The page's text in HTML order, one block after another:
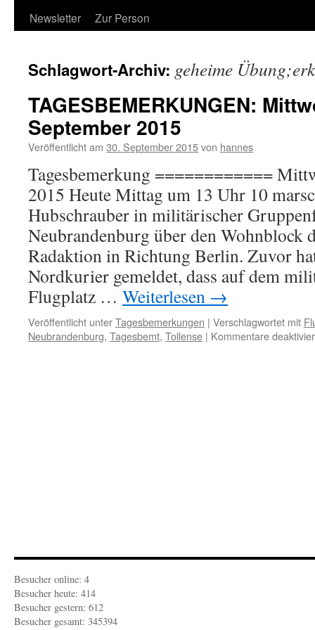
Newsletter
Zur Person
Schlagwort-Archiv: geheime
TAGESBEMERKUNGEN:
September 2015
Veröffentlicht am 30. September 2015von hannes
Tagesbemerkung ============
2015 Heute Mittag um 13 Uhr 10
Hubschrauber in militärischer
Neubrandenburg über den Wohnblock
Radaktion in Richtung Berlin. Zuvor
Nordkurier gemeldet, dass auf dem
Flugplatz … Weiterlesen →
Veröffentlicht unterTagesbemerkungen | Verschlagwortet mit
Neubrandenburg, Tagesbemt, Tollense | Kommentare
Besucher online: 4
Besucher heute: 414
Besucher gestern: 612
Besucher gesamt: 345394